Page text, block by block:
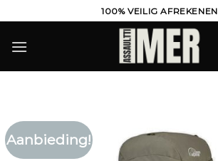
naar
inhoud
100% VEILIG AFREKENEN
Aanbieding!